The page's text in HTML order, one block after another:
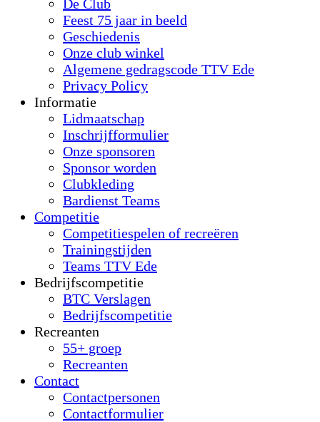
De Club
Feest 75 jaar in beeld
Geschiedenis
Onze club winkel
Algemene gedragscode TTV Ede
Privacy Policy
Informatie
Lidmaatschap
Inschrijfformulier
Onze sponsoren
Sponsor worden
Clubkleding
Bardienst Teams
Competitie
Competitiespelen of recreëren
Trainingstijden
Teams TTV Ede
Bedrijfscompetitie
BTC Verslagen
Bedrijfscompetitie
Recreanten
55+ groep
Recreanten
Contact
Contactpersonen
Contactformulier